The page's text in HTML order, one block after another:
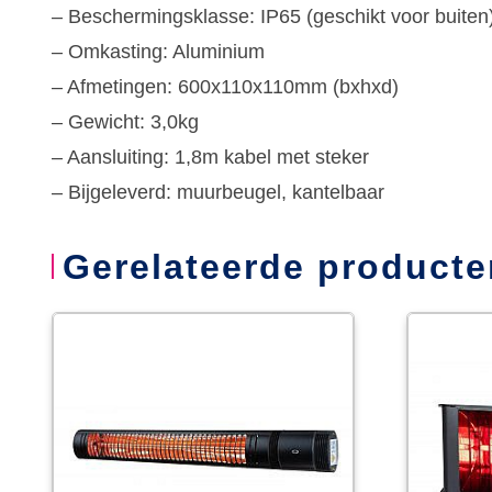
– Beschermingsklasse: IP65 (geschikt voor
– Omkasting: Aluminium
– Afmetingen: 600x110x110mm (bxhxd)
– Gewicht: 3,0kg
– Aansluiting: 1,8m kabel met steker
– Bijgeleverd: muurbeugel, kantelbaar
Gerelateerde